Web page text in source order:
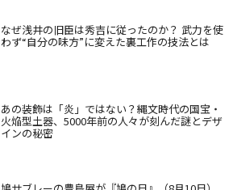
なぜ浅井の旧臣は秀吉に従ったのか？ 武力を使
わず“自分の味方”に変えた裏工作の技法とは
あの装飾は「炎」ではない？縄文時代の国宝・
火焔型土器、5000年前の人々が刻んだ謎とデザ
インの秘密